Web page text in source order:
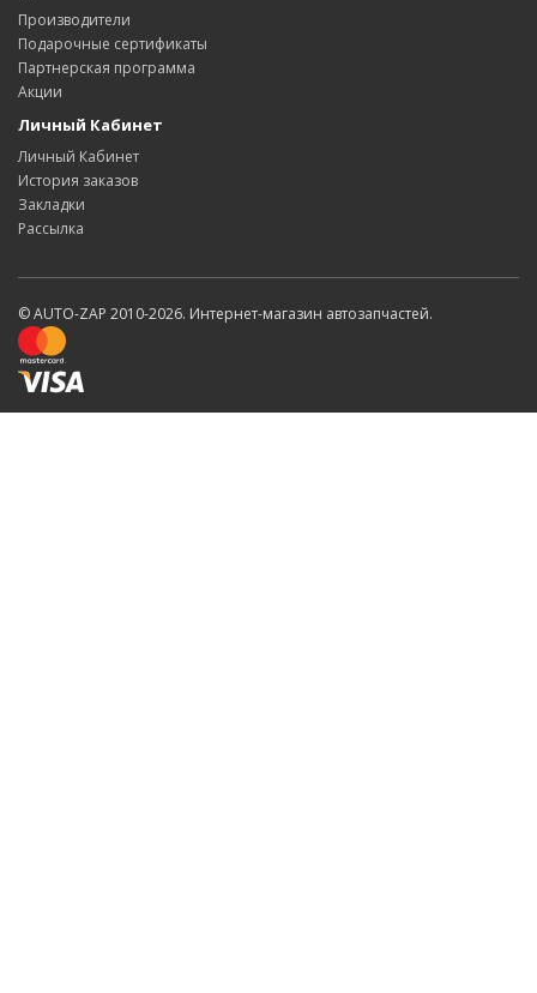
Производители
Подарочные сертификаты
Партнерская программа
Акции
Личный Кабинет
Личный Кабинет
История заказов
Закладки
Рассылка
© AUTO-ZAP 2010-2026. Интернет-магазин автозапчастей.